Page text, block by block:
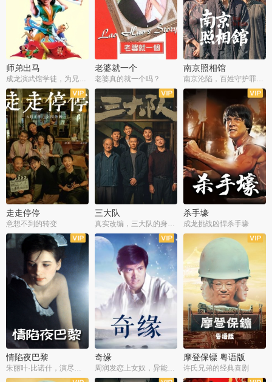
师弟出马
成龙演武馆学徒，为兄搏命战黑道
老婆就一个
老婆真的就一个吗？
南京照相馆
南京沦陷，百姓守护罪证底片
走走停停
意想不到的转变
三大队 杀手壕
成龙挑战凶悍杀手壕
情陷夜巴黎
朱丽叶·比诺什，演尽失爱之痛
奇缘
周润发恋上女奴，异能护体战邪派
摩登保镖 粤语版
许氏兄弟的经典喜剧